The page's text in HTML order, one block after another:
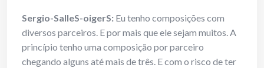
Sergio-SalleS-oigerS: Eu tenho composições com
diversos parceiros. E por mais que ele sejam muitos. A
princípio tenho uma composição por parceiro
chegando alguns até mais de três. E com o risco de ter